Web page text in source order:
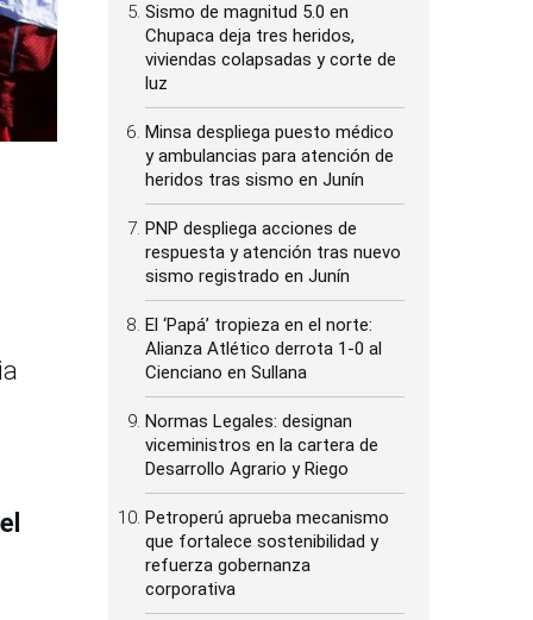
Sismo de magnitud 5.0 en
Chupaca deja tres heridos,
viviendas colapsadas y corte de
luz
Minsa despliega puesto médico
y ambulancias para atención de
heridos tras sismo en Junín
PNP despliega acciones de
respuesta y atención tras nuevo
sismo registrado en Junín
El ‘Papá’ tropieza en el norte:
Alianza Atlético derrota 1-0 al
Cienciano en Sullana
Normas Legales: designan
viceministros en la cartera de
Desarrollo Agrario y Riego
Petroperú aprueba mecanismo
que fortalece sostenibilidad y
refuerza gobernanza
corporativa